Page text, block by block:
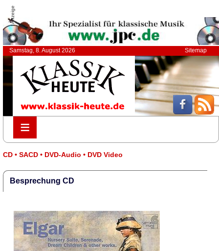
Anzeige
Samstag, 8. August 2026 Sitemap
≡
≡
CD • SACD • DVD-Audio • DVD Video
Besprechung CD